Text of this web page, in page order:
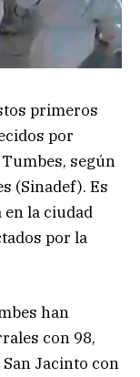
primeros
por
según
(Sinadef). Es
la ciudad
por la
han
con 98,
Jacinto con